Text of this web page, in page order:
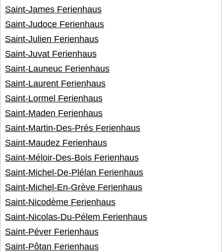
Saint-James Ferienhaus
Saint-Judoce Ferienhaus
Saint-Julien Ferienhaus
Saint-Juvat Ferienhaus
Saint-Launeuc Ferienhaus
Saint-Laurent Ferienhaus
Saint-Lormel Ferienhaus
Saint-Maden Ferienhaus
Saint-Martin-Des-Prés Ferienhaus
Saint-Maudez Ferienhaus
Saint-Méloir-Des-Bois Ferienhaus
Saint-Michel-De-Plélan Ferienhaus
Saint-Michel-En-Grève Ferienhaus
Saint-Nicodème Ferienhaus
Saint-Nicolas-Du-Pélem Ferienhaus
Saint-Péver Ferienhaus
Saint-Pôtan Ferienhaus